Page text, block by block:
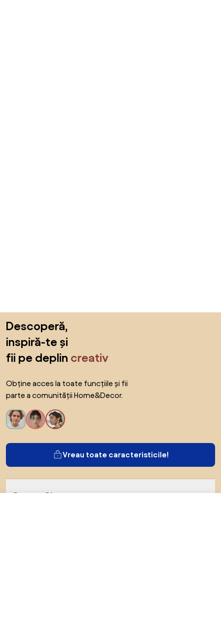
Descoperă,
inspiră-te și
fii pe deplin creativ
Obține acces la toate funcțiile și fii
parte a comunității Home&Decor.
Vreau toate caracteristicile!
Despre Biano